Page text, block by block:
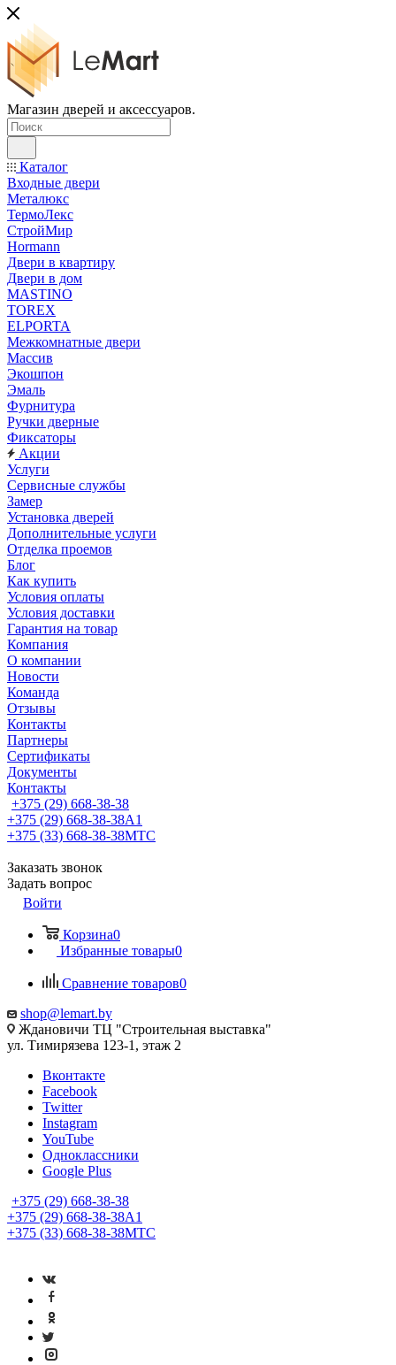
Магазин дверей и аксессуаров.
Каталог
Входные двери
Металюкс
ТермоЛекс
СтройМир
Hormann
Двери в квартиру
Двери в дом
MASTINO
TOREX
ELPORTA
Межкомнатные двери
Массив
Экошпон
Эмаль
Фурнитура
Ручки дверные
Фиксаторы
Акции
Услуги
Сервисные службы
Замер
Установка дверей
Дополнительные услуги
Отделка проемов
Блог
Как купить
Условия оплаты
Условия доставки
Гарантия на товар
Компания
О компании
Новости
Команда
Отзывы
Контакты
Партнеры
Сертификаты
Документы
Контакты
+375 (29) 668-38-38
+375 (29) 668-38-38A1
+375 (33) 668-38-38МТС
Заказать звонок
Задать вопрос
Войти
Корзина0
Избранные товары0
Сравнение товаров0
shop@lemart.by
Ждановичи ТЦ "Строительная выставка"
ул. Тимирязева 123-1, этаж 2
Вконтакте
Facebook
Twitter
Instagram
YouTube
Одноклассники
Google Plus
+375 (29) 668-38-38
+375 (29) 668-38-38A1
+375 (33) 668-38-38МТС